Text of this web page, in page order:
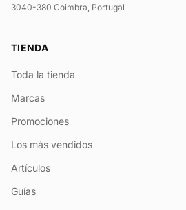
3040-380 Coimbra, Portugal
TIENDA
Toda la tienda
Marcas
Promociones
Los más vendidos
Artículos
Guías